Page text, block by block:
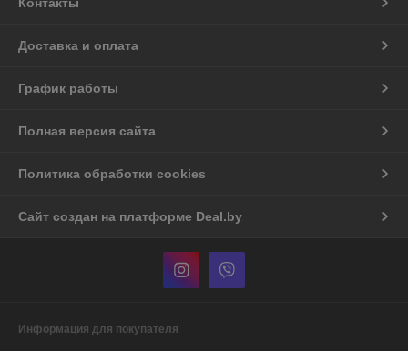
Доставка и оплата
График работы
Полная версия сайта
Политика обработки cookies
Сайт создан на платформе Deal.by
Информация для покупателя